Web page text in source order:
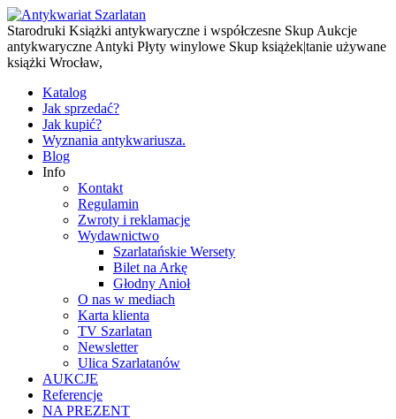
Starodruki Książki antykwaryczne i współczesne Skup Aukcje
antykwaryczne Antyki Płyty winylowe Skup książek|tanie używane
książki Wrocław,
Katalog
Jak sprzedać?
Jak kupić?
Wyznania antykwariusza.
Blog
Info
Kontakt
Regulamin
Zwroty i reklamacje
Wydawnictwo
Szarlatańskie Wersety
Bilet na Arkę
Głodny Anioł
O nas w mediach
Karta klienta
TV Szarlatan
Newsletter
Ulica Szarlatanów
AUKCJE
Referencje
NA PREZENT